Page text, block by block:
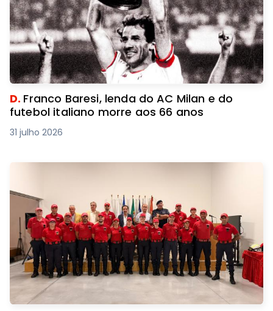
D. Franco Baresi, lenda do AC Milan e do
futebol italiano morre aos 66 anos
31 julho 2026